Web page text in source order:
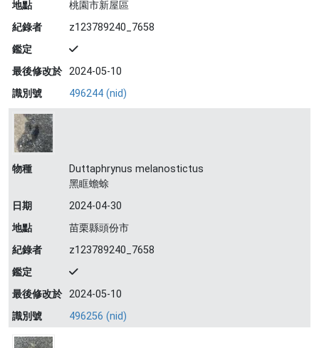
地點
桃園市新屋區
紀錄者
z123789240_7658
鑑定
最後修改於 2024-05-10
識別號
496244 (nid)
物種
Duttaphrynus melanostictus
黑眶蟾蜍
日期
2024-04-30
地點
苗栗縣頭份市
紀錄者
z123789240_7658
鑑定
最後修改於 2024-05-10
識別號
496256 (nid)